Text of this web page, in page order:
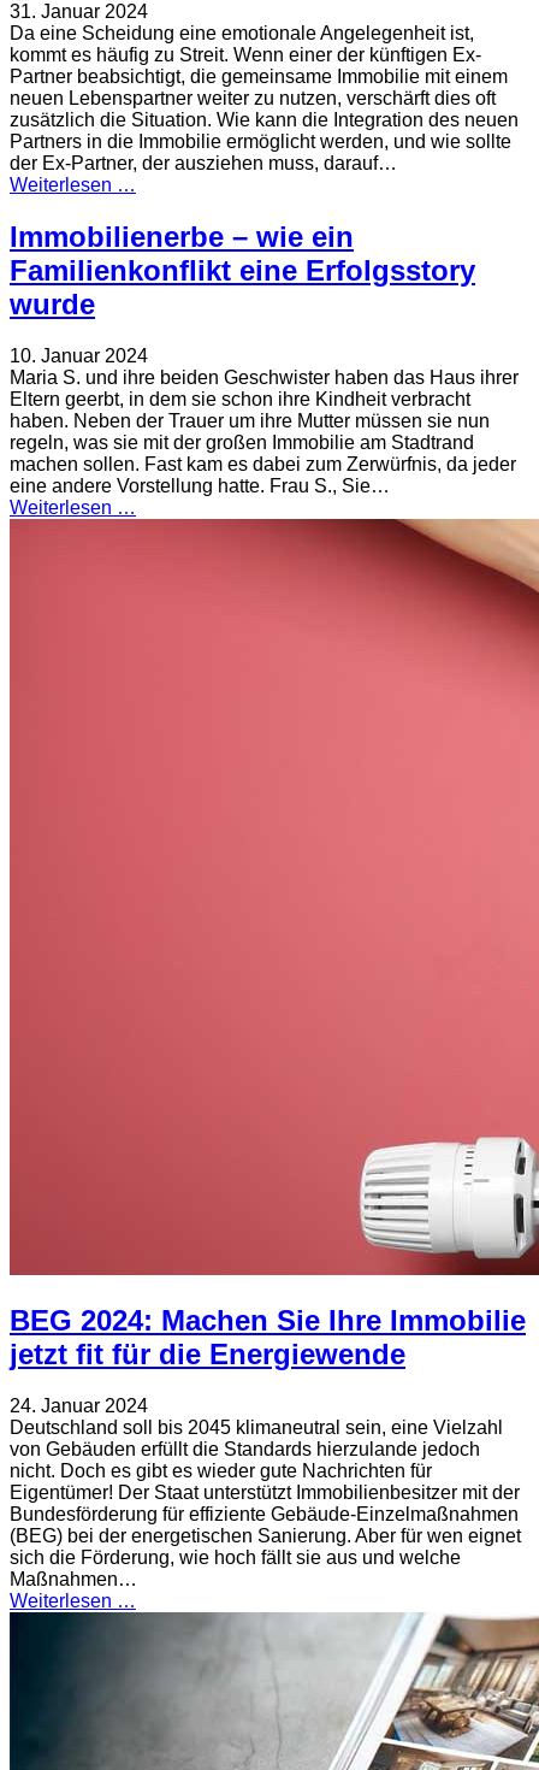
31. Januar 2024
Da eine Scheidung eine emotionale Angelegenheit ist,
kommt es häufig zu Streit. Wenn einer der künftigen Ex-
Partner beabsichtigt, die gemeinsame Immobilie mit einem
neuen Lebenspartner weiter zu nutzen, verschärft dies oft
zusätzlich die Situation. Wie kann die Integration des neuen
Partners in die Immobilie ermöglicht werden, und wie sollte
der Ex-Partner, der ausziehen muss, darauf…
Weiterlesen …
Immobilienerbe – wie ein
Familienkonflikt eine Erfolgsstory
wurde
10. Januar 2024
Maria S. und ihre beiden Geschwister haben das Haus ihrer
Eltern geerbt, in dem sie schon ihre Kindheit verbracht
haben. Neben der Trauer um ihre Mutter müssen sie nun
regeln, was sie mit der großen Immobilie am Stadtrand
machen sollen. Fast kam es dabei zum Zerwürfnis, da jeder
eine andere Vorstellung hatte. Frau S., Sie…
Weiterlesen …
BEG 2024: Machen Sie Ihre Immobilie
jetzt fit für die Energiewende
24. Januar 2024
Deutschland soll bis 2045 klimaneutral sein, eine Vielzahl
von Gebäuden erfüllt die Standards hierzulande jedoch
nicht. Doch es gibt es wieder gute Nachrichten für
Eigentümer! Der Staat unterstützt Immobilienbesitzer mit der
Bundesförderung für effiziente Gebäude-Einzelmaßnahmen
(BEG) bei der energetischen Sanierung. Aber für wen eignet
sich die Förderung, wie hoch fällt sie aus und welche
Maßnahmen…
Weiterlesen …